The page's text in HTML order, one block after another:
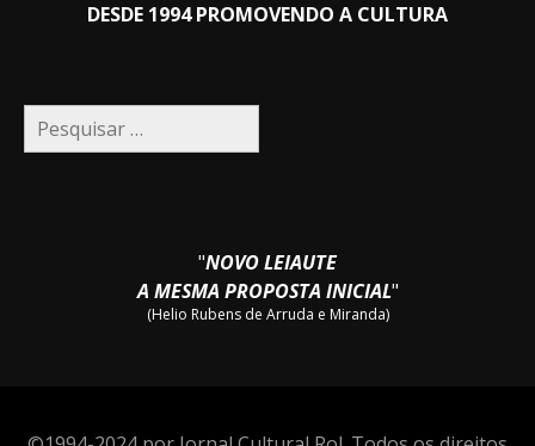
DESDE 1994 PROMOVENDO A CULTURA
Pesquisar
por:
"NOVO LEIAUTE
A MESMA PROPOSTA INICIAL"
(Helio Rubens de Arruda e Miranda)